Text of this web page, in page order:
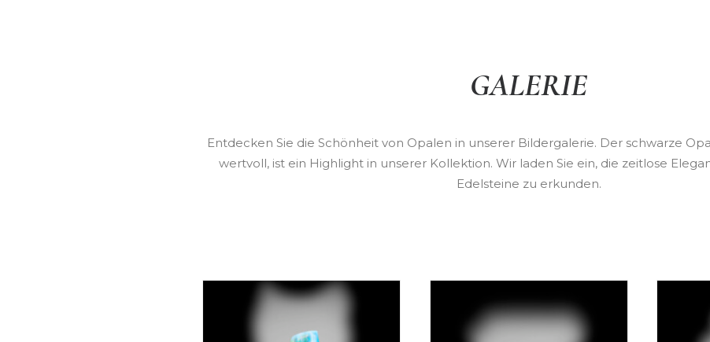
GALERIE
Entdecken Sie die Schönheit von Opalen in unserer Bildergalerie. Der schwarze
wertvoll, ist ein Highlight in unserer Kollektion. Wir laden Sie ein, die zeitlose
Edelsteine zu erkunden.